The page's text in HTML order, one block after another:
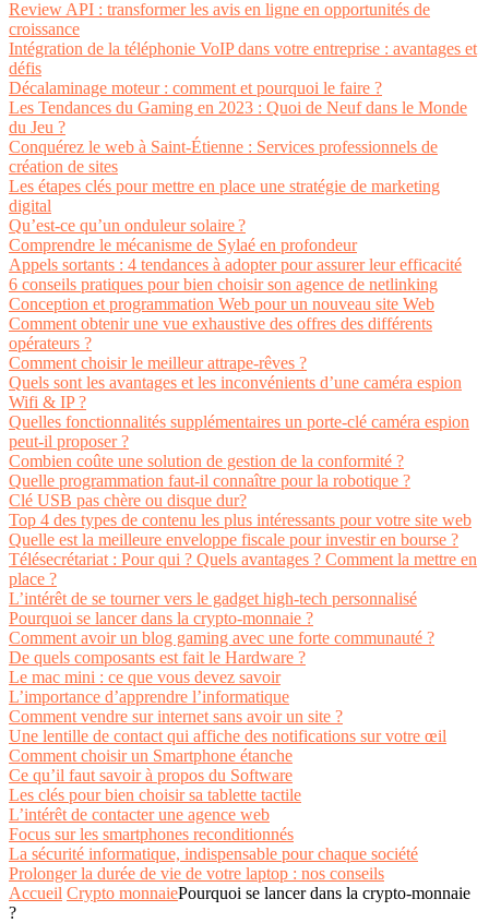
Review API : transformer les avis en ligne en opportunités de
croissance
Intégration de la téléphonie VoIP dans votre entreprise : avantages et
défis
Décalaminage moteur : comment et pourquoi le faire ?
Les Tendances du Gaming en 2023 : Quoi de Neuf dans le Monde
du Jeu ?
Conquérez le web à Saint-Étienne : Services professionnels de
création de sites
Les étapes clés pour mettre en place une stratégie de marketing
digital
Qu’est-ce qu’un onduleur solaire ?
Comprendre le mécanisme de Sylaé en profondeur
Appels sortants : 4 tendances à adopter pour assurer leur efficacité
6 conseils pratiques pour bien choisir son agence de netlinking
Conception et programmation Web pour un nouveau site Web
Comment obtenir une vue exhaustive des offres des différents
opérateurs ?
Comment choisir le meilleur attrape-rêves ?
Quels sont les avantages et les inconvénients d’une caméra espion
Wifi & IP ?
Quelles fonctionnalités supplémentaires un porte-clé caméra espion
peut-il proposer ?
Combien coûte une solution de gestion de la conformité ?
Quelle programmation faut-il connaître pour la robotique ?
Clé USB pas chère ou disque dur?
Top 4 des types de contenu les plus intéressants pour votre site web
Quelle est la meilleure enveloppe fiscale pour investir en bourse ?
Télésecrétariat : Pour qui ? Quels avantages ? Comment la mettre en
place ?
L’intérêt de se tourner vers le gadget high-tech personnalisé
Pourquoi se lancer dans la crypto-monnaie ?
Comment avoir un blog gaming avec une forte communauté ?
De quels composants est fait le Hardware ?
Le mac mini : ce que vous devez savoir
L’importance d’apprendre l’informatique
Comment vendre sur internet sans avoir un site ?
Une lentille de contact qui affiche des notifications sur votre œil
Comment choisir un Smartphone étanche
Ce qu’il faut savoir à propos du Software
Les clés pour bien choisir sa tablette tactile
L’intérêt de contacter une agence web
Focus sur les smartphones reconditionnés
La sécurité informatique, indispensable pour chaque société
Prolonger la durée de vie de votre laptop : nos conseils
Accueil Crypto monnaiePourquoi se lancer dans la crypto-monnaie
?